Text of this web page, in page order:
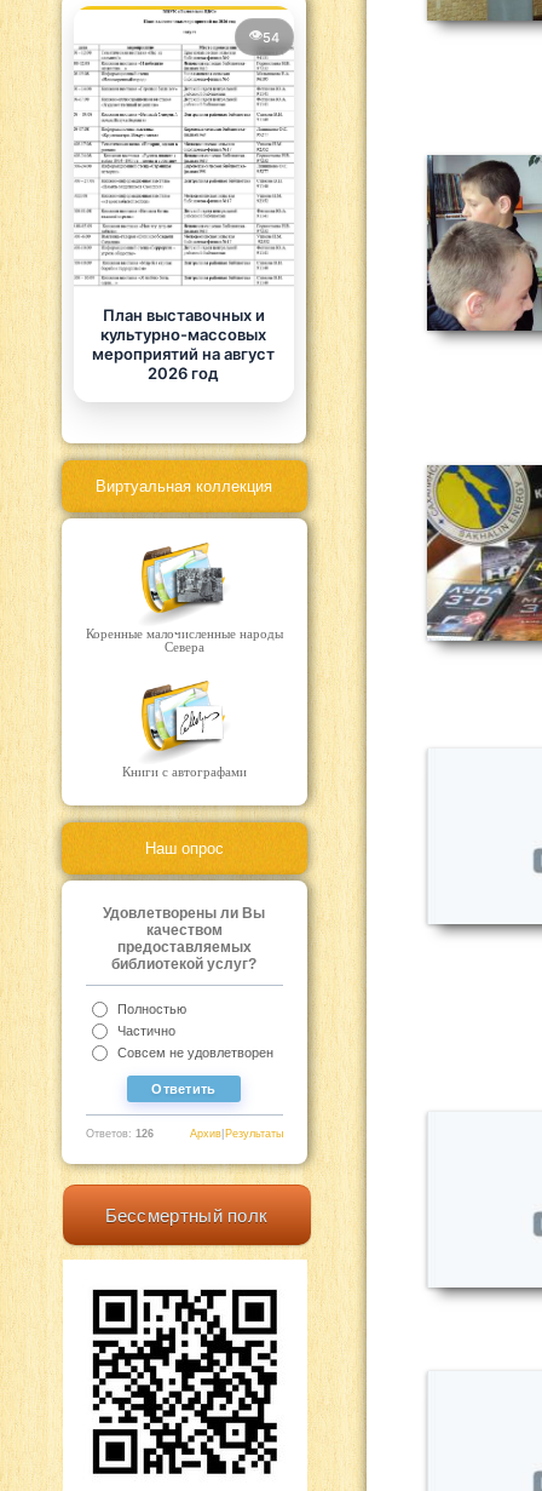
54
План выставочных и
культурно-массовых
мероприятий на август
2026 год
Виртуальная коллекция
Коренные малочисленные народы
Севера
Книги с автографами
Наш опрос
Удовлетворены ли Вы
качеством
предоставляемых
библиотекой услуг?
Полностью
Частично
Совсем не удовлетворен
Ответов: 126 Результаты
|
Архив
Бессмертный полк